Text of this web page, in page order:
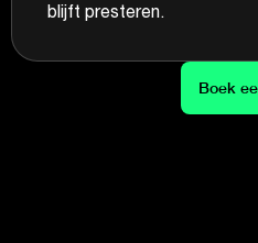
blijft presteren.
Boek